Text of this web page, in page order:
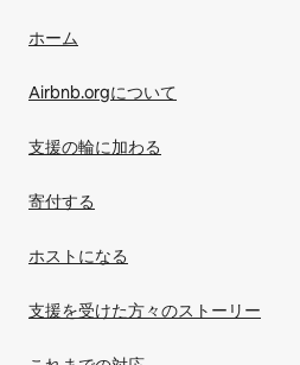
ホーム
Airbnb.orgについて
支援の輪に加わる
寄付する
ホストになる
支援を受けた方々のストーリー